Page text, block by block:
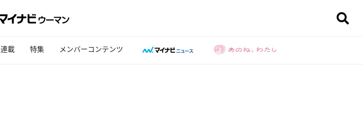
連載 特集 メンバーコンテンツ